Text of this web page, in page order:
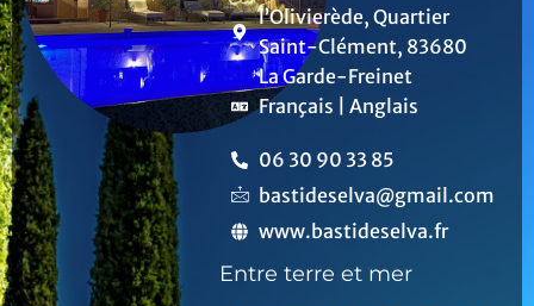
l’Olivierède, Quartier
Saint-Clément, 83680
La Garde-Freinet
Français | Anglais
06 30 90 33 85
bastideselva@gmail.com
www.bastideselva.fr
Entre terre et mer